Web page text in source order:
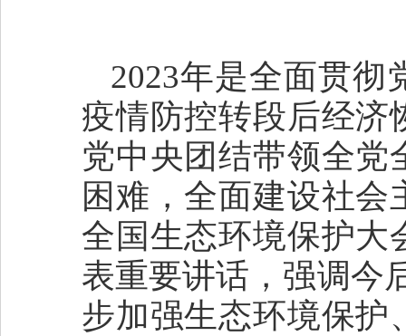
2023年是全面贯彻
疫情防控转段后经济
党中央团结带领全党
困难，全面建设社
全国生态环境保护大
表重要讲话，强调今
步加强生态环境保护